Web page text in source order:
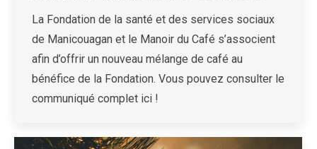
La Fondation de la santé et des services sociaux
de Manicouagan et le Manoir du Café s’associent
afin d’offrir un nouveau mélange de café au
bénéfice de la Fondation. Vous pouvez consulter le
communiqué complet ici !